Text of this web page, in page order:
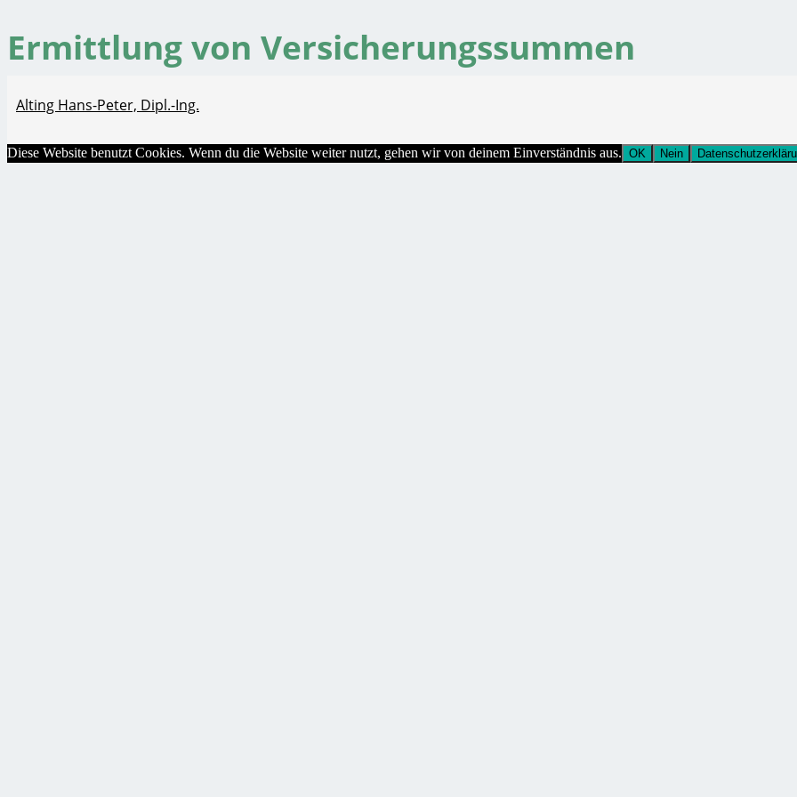
Ermittlung von Versicherungssummen
Alting Hans-Peter, Dipl.-Ing.
Diese Website benutzt Cookies. Wenn du die Website weiter nutzt, gehen wir von deinem Einverständnis aus. OK Nein